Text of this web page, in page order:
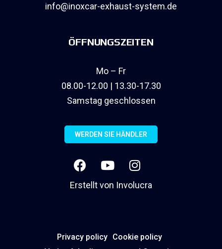
info@inoxcar-exhaust-system.de
ÖFFNUNGSZEITEN
Mo – Fr
08.00-12.00 | 13.30-17.30
Samstag geschlossen
WERDEN SIE HÄNDLER
Erstellt von Involucra
Privacy policy Cookie policy